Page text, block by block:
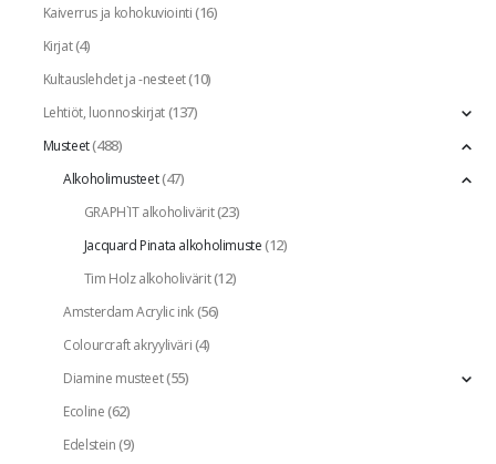
Kaiverrus ja kohokuviointi(16)
Kirjat(4)
Kultauslehdet ja -nesteet(10)
Lehtiöt, luonnoskirjat(137)
Musteet(488)
Alkoholimusteet(47)
GRAPH`IT alkoholivärit(23)
Jacquard Pinata alkoholimuste(12)
Tim Holz alkoholivärit(12)
Amsterdam Acrylic ink(56)
Colourcraft akryyliväri(4)
Diamine musteet(55)
Ecoline(62)
Edelstein(9)